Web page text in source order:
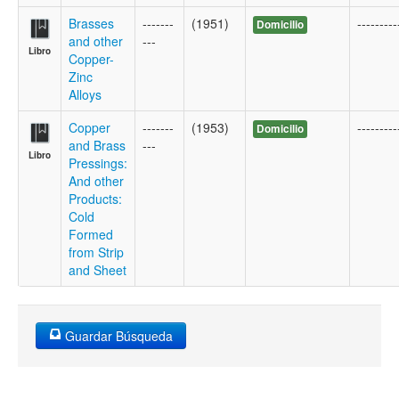
Libro
Brasses
and other
Copper-
Zinc
Alloys
-------
---
(1951) Domicilio
Libro
Copper
and Brass
Pressings:
And other
Products:
Cold
Formed
from Strip
and Sheet
-------
---
(1953) Domicilio
Guardar Búsqueda